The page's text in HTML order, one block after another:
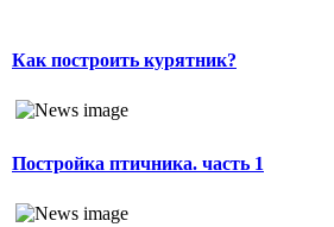
Как построить курятник?
Постройка птичника. часть 1